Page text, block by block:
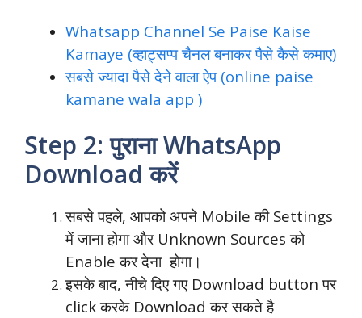
Whatsapp Channel Se Paise Kaise
Kamaye (व्हाट्सप्प चैनल बनाकर पैसे कैसे कमाए)
सबसे ज्यादा पैसे देने वाला ऐप (online paise
kamane wala app )
Step 2: पुराना WhatsApp
Download करें
सबसे पहले, आपको अपने Mobile की Settings
में जाना होगा और Unknown Sources को
Enable कर देना होगा।
इसके बाद, नीचे दिए गए Download button पर
click करके Download कर सकते है